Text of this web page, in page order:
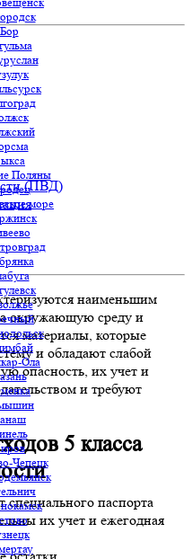
Бор
Поляны
море
Ола
Чепецк
(ПВД)
наименьшим
окружающую среду и
материалы, которые
и обладают слабой
опасность, их учет и
и требуют
5 класса
специального паспорта
их учет и ежегодная